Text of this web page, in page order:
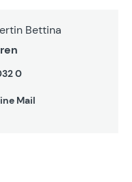
Bettina
0
Mail